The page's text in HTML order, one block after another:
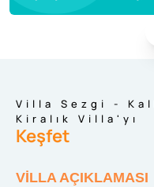
Villa Sezgi -
Kiralık Villa'yı
Keşfet
VİLLA AÇIKLAMASI